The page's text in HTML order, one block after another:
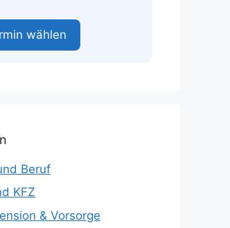
wählen
Beruf
KFZ
& Vorsorge